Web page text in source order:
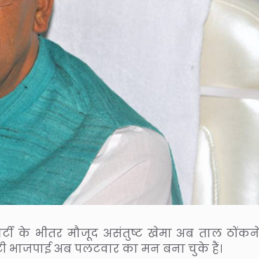
के भीतर मौजूद असंतुष्ट खेमा अब ताल
भाजपाई अब पलटवार का मन बना चुके हैं।